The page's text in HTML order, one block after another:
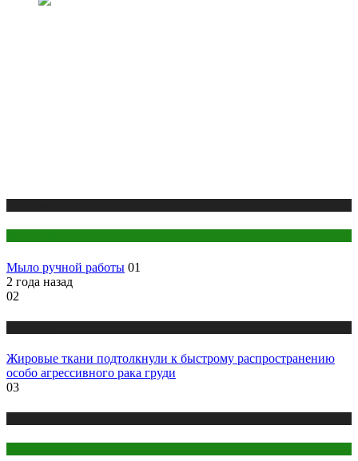
Мыло ручной работы 01
2 года назад
02
Жировые ткани подтолкнули к быстрому распространению
особо агрессивного рака груди
03